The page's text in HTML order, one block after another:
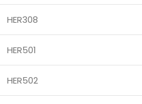
HER308
HER501
HER502